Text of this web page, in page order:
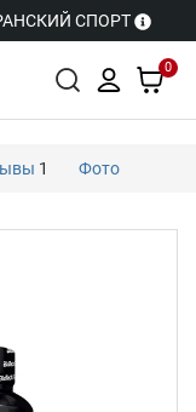
СПОРТ
0
1 Фото